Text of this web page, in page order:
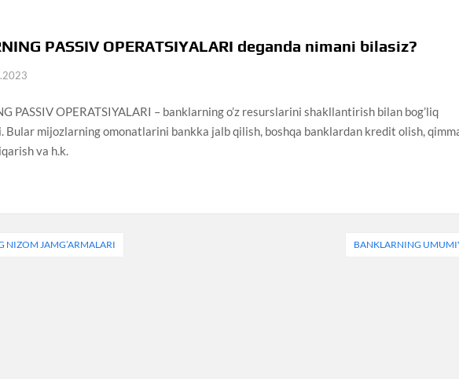
PASSIV OPERATSIYALARI deganda nimani bilasiz?
PASSIV OPERATSIYALARI – banklarning o’z resurslarini shakllantirish bilan bog’liq
Bular mijozlarning omonatlarini bankka jalb qilish, boshqa banklardan kredit olish,
va h.k.
NIZOM JAMG’ARMALARI BANKLARNING